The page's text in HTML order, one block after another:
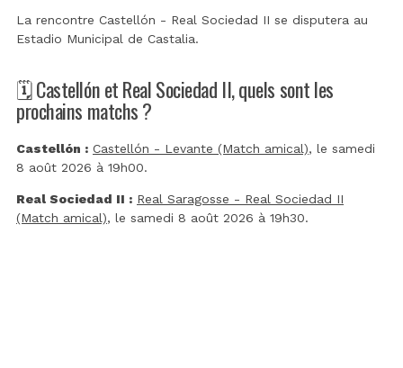
La rencontre Castellón - Real Sociedad II se disputera au
Estadio Municipal de Castalia.
🗓️ Castellón et Real Sociedad II, quels sont les
prochains matchs ?
Castellón : Castellón - Levante (Match amical), le samedi
8 août 2026 à 19h00.
Real Sociedad II : Real Saragosse - Real Sociedad II
(Match amical), le samedi 8 août 2026 à 19h30.